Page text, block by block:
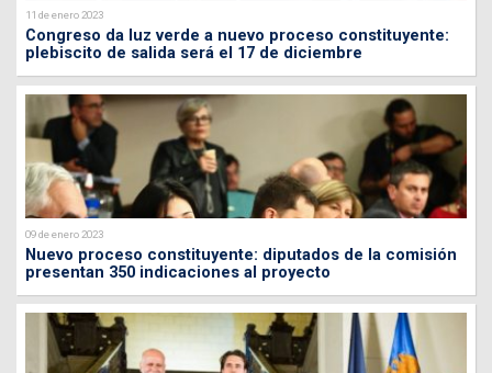
11 de enero 2023
Congreso da luz verde a nuevo proceso constituyente:
plebiscito de salida será el 17 de diciembre
09 de enero 2023
Nuevo proceso constituyente: diputados de la comisión
presentan 350 indicaciones al proyecto